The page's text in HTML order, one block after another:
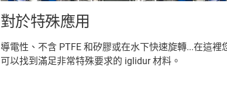
對於特殊應用
導電性、不含 PTFE 和矽膠或在水下快速旋轉...在這裡
可以找到滿足非常特殊要求的 iglidur 材料。